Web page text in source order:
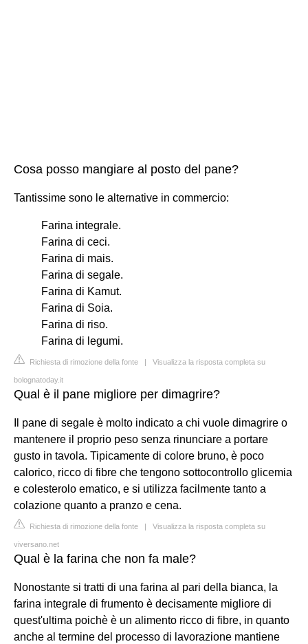
Cosa posso mangiare al posto del pane?
Tantissime sono le alternative in commercio:
Farina integrale.
Farina di ceci.
Farina di mais.
Farina di segale.
Farina di Kamut.
Farina di Soia.
Farina di riso.
Farina di legumi.
Richiesta di rimozione della fonte | Visualizza la risposta completa su
bolognatoday.it
Qual è il pane migliore per dimagrire?
Il pane di segale è molto indicato a chi vuole dimagrire o
mantenere il proprio peso senza rinunciare a portare
gusto in tavola. Tipicamente di colore bruno, è poco
calorico, ricco di fibre che tengono sottocontrollo glicemia
e colesterolo ematico, e si utilizza facilmente tanto a
colazione quanto a pranzo e cena.
Richiesta di rimozione della fonte | Visualizza la risposta completa su
viversano.net
Qual è la farina che non fa male?
Nonostante si tratti di una farina al pari della bianca, la
farina integrale di frumento è decisamente migliore di
quest'ultima poichè è un alimento ricco di fibre, in quanto
anche al termine del processo di lavorazione mantiene